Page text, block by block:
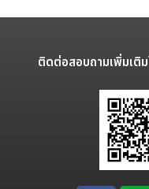
ติดต่อสอบถามเพิ่มเติ